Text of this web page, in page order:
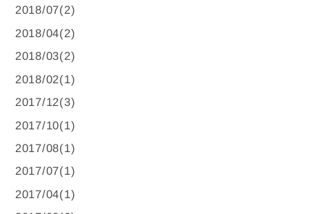
2018/07(2)
2018/04(2)
2018/03(2)
2018/02(1)
2017/12(3)
2017/10(1)
2017/08(1)
2017/07(1)
2017/04(1)